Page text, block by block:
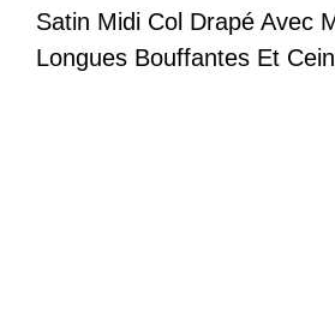
Satin Midi Col Drapé Avec
Longues Bouffantes Et